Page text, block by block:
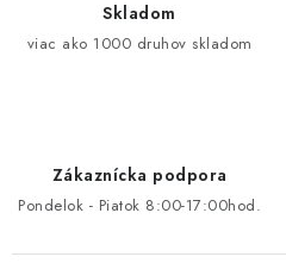
Skladom
viac ako 1000 druhov skladom
Zákaznícka podpora
Pondelok - Piatok 8:00-17:00hod.